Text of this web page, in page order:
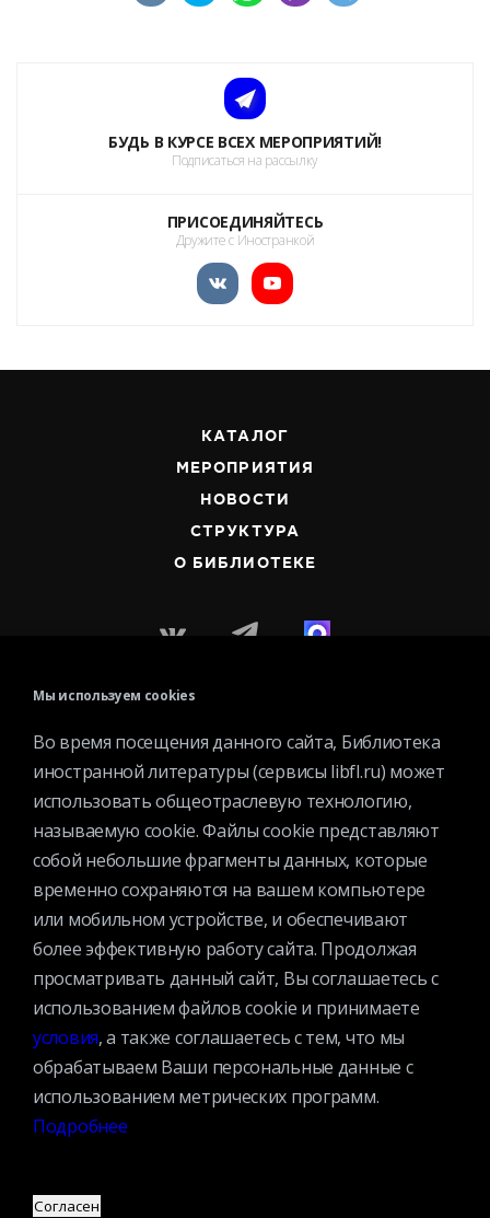
БУДЬ В КУРСЕ ВСЕХ МЕРОПРИЯТИЙ!
Подписаться на рассылку
ПРИСОЕДИНЯЙТЕСЬ
Дружите с Иностранкой
КАТАЛОГ
МЕРОПРИЯТИЯ
НОВОСТИ
СТРУКТУРА
О БИБЛИОТЕКЕ
Вакансии
Услуги
История библиотеки
Премии
Официальные документы
Противодействие коррупции
Противодействие экстремизму
Ученый совет
Организационная структура
Партнеры
Мы используем cookies
Во время посещения данного сайта, Библиотека
иностранной литературы (сервисы libfl.ru) может
использовать общеотраслевую технологию,
называемую cookie. Файлы cookie представляют
собой небольшие фрагменты данных, которые
временно сохраняются на вашем компьютере
или мобильном устройстве, и обеспечивают
более эффективную работу сайта. Продолжая
просматривать данный сайт, Вы соглашаетесь с
использованием файлов cookie и принимаете
условия, а также соглашаетесь с тем, что мы
обрабатываем Ваши персональные данные с
использованием метрических программ.
Подробнее
Согласен